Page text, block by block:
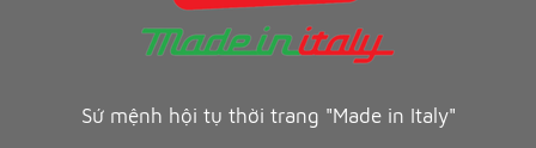
Sứ mệnh hội tụ thời trang "Made in Italy"